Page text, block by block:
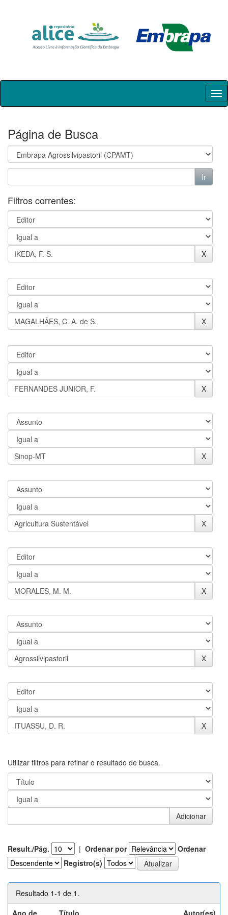
Skip
Página de Busca
Filtros correntes:
Utilizar filtros para refinar o resultado de busca.
Result./Pág. | Ordenar por
Ordenar
Registro(s)
Resultado 1-1 de 1.
Ano de
Título Autor(es)